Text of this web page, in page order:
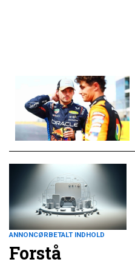
ANNONCØRBETALT INDHOLD
Forstå